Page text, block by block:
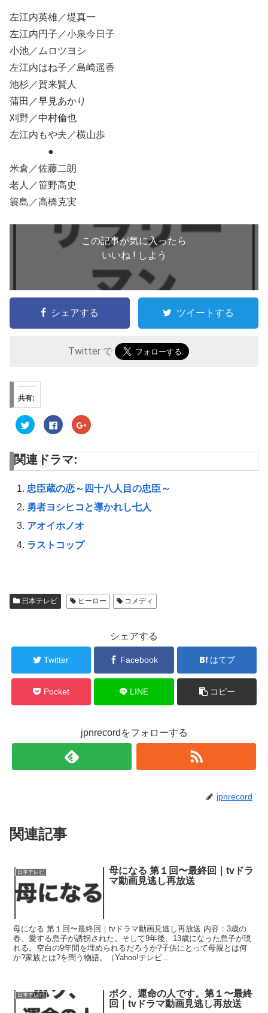
左江内英雄／堤真一
左江内円子／小泉今日子
小池／ムロツヨシ
左江内はね子／島崎遥香
池杉／賀来賢人
蒲田／早見あかり
刈野／中村倫也
左江内もや夫／横山歩
●
米倉／佐藤二朗
老人／笹野高史
簑島／高橋克実
この記事が気に入ったら
いいね ! しよう
シェアする ツイートする
Twitter で
共有:
ク
リ
し
て
T
w
t
t
e
r
共
有
新
し
ウ
で
開
F
a
b
o
k
共
有
す
る
は
ク
ッ
ク
い
新
ン
ウ
開
き
ま
す
)
ク
リ
し
o
g
l
e
+
ウ
で
開
関連ドラマ:
忠臣蔵の恋～四十八人目の忠臣～
勇者ヨシヒコと導かれし七人
アオイホノオ
ラストコップ
日本テレビ ヒーロー コメディ
シェアする
Twitter Facebook はてブ
Pocket LINE コピー
jpnrecordをフォローする
jpnrecord
関連記事
日本テレビ
母になる 第１回〜最終回｜tvドラ
マ動画見逃し再放送
母になる 第１回〜最終回｜tvドラマ動画見逃し再放送 内容：3歳の
春、愛する息子が誘拐された。そして9年後、13歳になった息子が現
れる。空白の9年間を埋められるだろうか?子供にとって母親とは何
か?家族とは?を問う物語。（Yahoo!テレビ...
日本テレビ
ボク、運命の人です。第１〜最終
回｜tvドラマ動画見逃し再放送